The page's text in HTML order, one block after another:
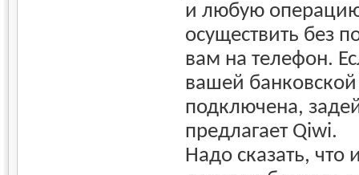
и любую
осуществить без
вам на телефон.
вашей банковской
подключена,
предлагает Qiwi.
Надо сказать,